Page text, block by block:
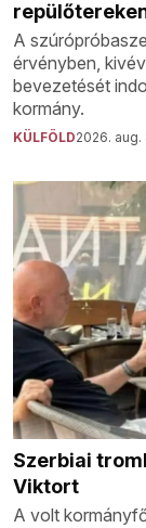
A
érvényben,
bevezetését
kormány.
KÜLFÖLD2026. aug.
Szerbiai
Viktort
A volt